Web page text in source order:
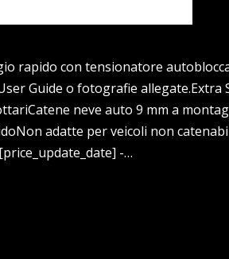
rapido con tensionatore
Guide o fotografie allegate.Extra
neve auto 9 mm a
adatte per veicoli non
-…